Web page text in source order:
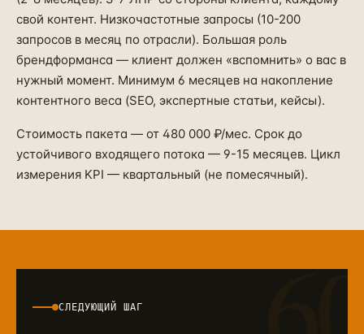
свой контент. Низкочастотные запросы (10-200
запросов в месяц по отрасли). Большая роль
брендформанса — клиент должен «вспомнить» о вас в
нужный момент. Минимум 6 месяцев на накопление
контентного веса (SEO, экспертные статьи, кейсы).
Стоимость пакета — от 480 000 ₽/мес. Срок до
устойчивого входящего потока — 9-15 месяцев. Цикл
измерения KPI — квартальный (не помесячный).
СЛЕДУЮЩИЙ ШАГ